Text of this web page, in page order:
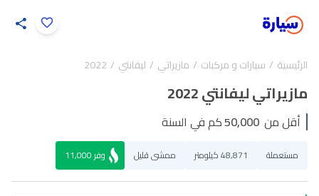
الرئيسية سيارات و مركبات مازيراتي ليفانتي 2022
مازيراتي ليفانتي 2022
أقل من 50,000كم في السنة
مستعملة 48,871 كيلومتر ممشى قليل وفر11,000